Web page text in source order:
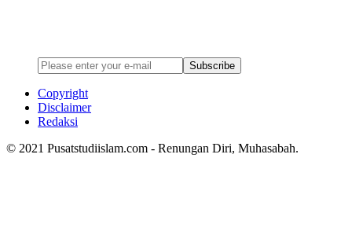
Subscribe
Copyright
Disclaimer
Redaksi
© 2021 Pusatstudiislam.com - Renungan Diri, Muhasabah.